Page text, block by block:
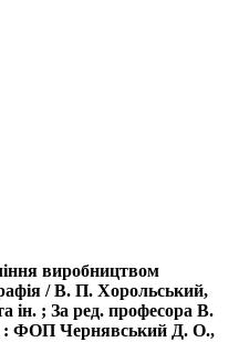
виробництвом
/ В. П. Хорольський,
; За ред. професора В.
: ФОП Чернявський Д. О.,